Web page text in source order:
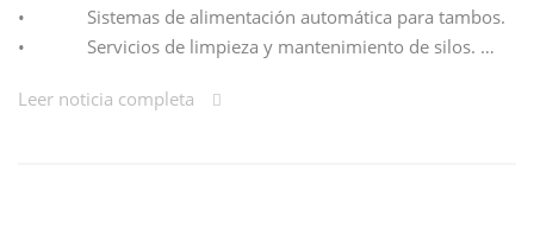
• Sistemas de alimentación automática para tambos.
• Servicios de limpieza y mantenimiento de silos. …
Leer noticia completa